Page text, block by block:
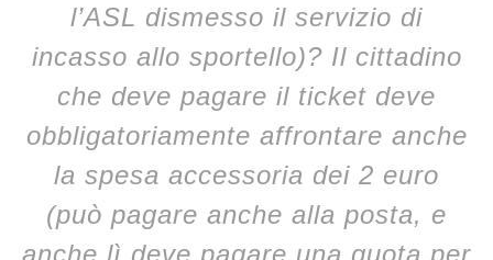
l’ASL dismesso il servizio di
incasso allo sportello)? Il cittadino
che deve pagare il ticket deve
obbligatoriamente affrontare anche
la spesa accessoria dei 2 euro
(può pagare anche alla posta, e
anche lì deve pagare una quota per